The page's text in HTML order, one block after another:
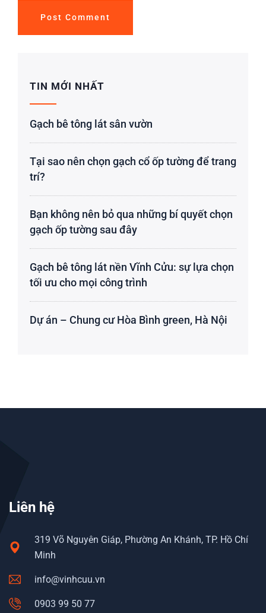
TIN MỚI NHẤT
Gạch bê tông lát sân vườn
Tại sao nên chọn gạch cổ ốp tường để trang
trí?
Bạn không nên bỏ qua những bí quyết chọn
gạch ốp tường sau đây
Gạch bê tông lát nền Vĩnh Cửu: sự lựa chọn
tối ưu cho mọi công trình
Dự án – Chung cư Hòa Bình green, Hà Nội
Liên hệ
319 Võ Nguyên Giáp, Phường An Khánh, TP. Hồ Chí
Minh
info@vinhcuu.vn
0903 99 50 77